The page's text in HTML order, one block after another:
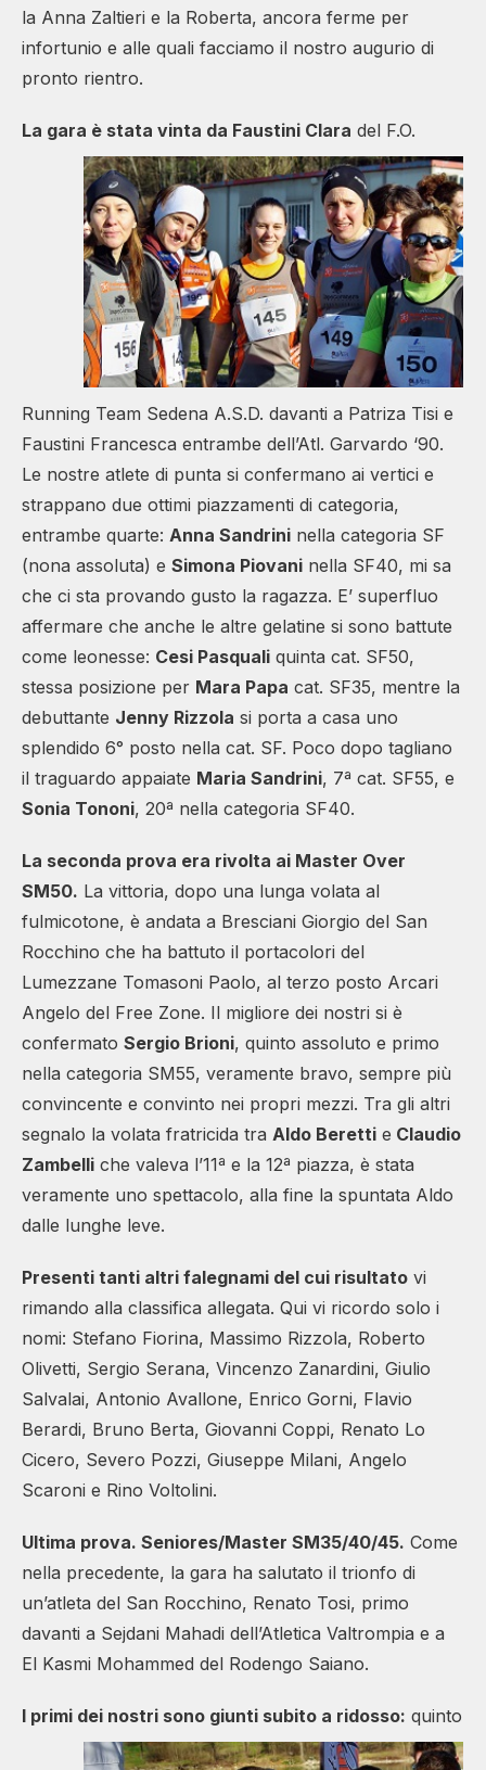
la Anna Zaltieri e la Roberta, ancora ferme per
infortunio e alle quali facciamo il nostro augurio di
pronto rientro.
La gara è stata vinta da Faustini Clara del F.O.
Running Team Sedena A.S.D. davanti a Patriza Tisi e
Faustini Francesca entrambe dell’Atl. Garvardo ‘90.
Le nostre atlete di punta si confermano ai vertici e
strappano due ottimi piazzamenti di categoria,
entrambe quarte: Anna Sandrini nella categoria SF
(nona assoluta) e Simona Piovani nella SF40, mi sa
che ci sta provando gusto la ragazza. E’ superfluo
affermare che anche le altre gelatine si sono battute
come leonesse: Cesi Pasquali quinta cat. SF50,
stessa posizione per Mara Papa cat. SF35, mentre la
debuttante Jenny Rizzola si porta a casa uno
splendido 6° posto nella cat. SF. Poco dopo tagliano
il traguardo appaiate Maria Sandrini, 7ª cat. SF55, e
Sonia Tononi, 20ª nella categoria SF40.
La seconda prova era rivolta ai Master Over
SM50. La vittoria, dopo una lunga volata al
fulmicotone, è andata a Bresciani Giorgio del San
Rocchino che ha battuto il portacolori del
Lumezzane Tomasoni Paolo, al terzo posto Arcari
Angelo del Free Zone. Il migliore dei nostri si è
confermato Sergio Brioni, quinto assoluto e primo
nella categoria SM55, veramente bravo, sempre più
convincente e convinto nei propri mezzi. Tra gli altri
segnalo la volata fratricida tra Aldo Beretti e Claudio
Zambelli che valeva l’11ª e la 12ª piazza, è stata
veramente uno spettacolo, alla fine la spuntata Aldo
dalle lunghe leve.
Presenti tanti altri falegnami del cui risultato vi
rimando alla classifica allegata. Qui vi ricordo solo i
nomi: Stefano Fiorina, Massimo Rizzola, Roberto
Olivetti, Sergio Serana, Vincenzo Zanardini, Giulio
Salvalai, Antonio Avallone, Enrico Gorni, Flavio
Berardi, Bruno Berta, Giovanni Coppi, Renato Lo
Cicero, Severo Pozzi, Giuseppe Milani, Angelo
Scaroni e Rino Voltolini.
Ultima prova. Seniores/Master SM35/40/45. Come
nella precedente, la gara ha salutato il trionfo di
un’atleta del San Rocchino, Renato Tosi, primo
davanti a Sejdani Mahadi dell’Atletica Valtrompia e a
El Kasmi Mohammed del Rodengo Saiano.
I primi dei nostri sono giunti subito a ridosso: quinto